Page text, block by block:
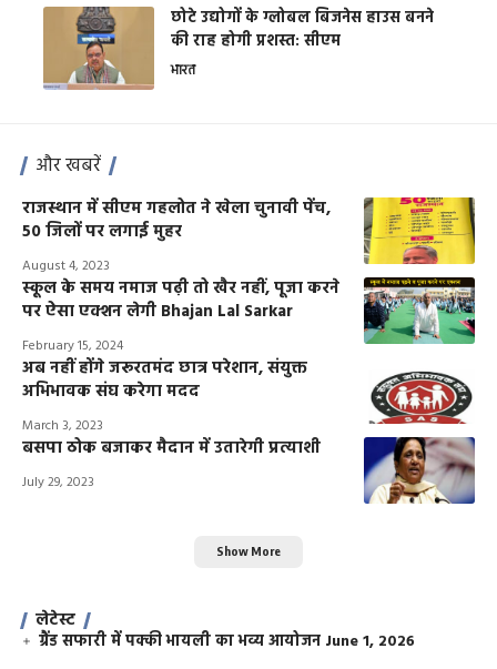
छोटे उद्योगों के ग्लोबल बिजनेस हाउस बनने
की राह होगी प्रशस्त: सीएम
भारत
और खबरें
राजस्थान में सीएम गहलोत ने खेला चुनावी पेंच,
50 जिलों पर लगाई मुहर
August 4, 2023
स्कूल के समय नमाज पढ़ी तो खैर नहीं, पूजा करने
पर ऐसा एक्शन लेगी Bhajan Lal Sarkar
February 15, 2024
अब नहीं होंगे जरूरतमंद छात्र परेशान, संयुक्त
अभिभावक संघ करेगा मदद
March 3, 2023
बसपा ठोक बजाकर मैदान में उतारेगी प्रत्याशी
July 29, 2023
Show More
लेटेस्ट
ग्रैंड सफारी में पक्की भायली का भव्य आयोजन June 1, 2026